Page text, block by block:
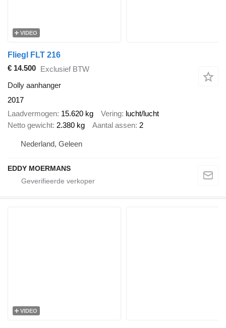
VIDEO
Fliegl FLT 216
€ 14.500 Exclusief BTW
Dolly aanhanger
2017
Laadvermogen 15.620 kg Vering lucht/lucht
Netto gewicht 2.380 kg Aantal assen 2
Nederland, Geleen
EDDY MOERMANS
VIDEO